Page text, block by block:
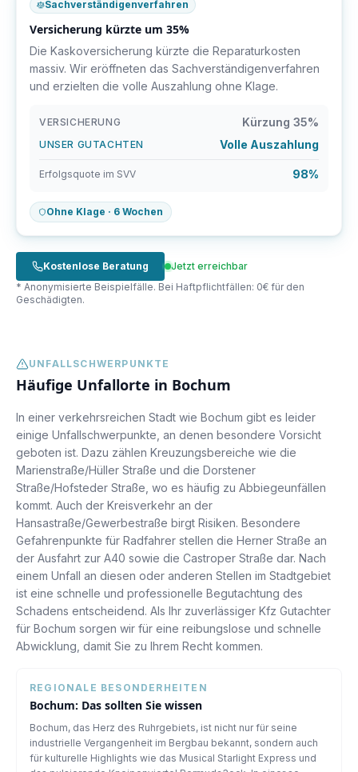
Sachverständigenverfahren
Versicherung kürzte um 35%
Die Kaskoversicherung kürzte die Reparaturkosten
massiv. Wir eröffneten das Sachverständigenverfahren
und erzielten die volle Auszahlung ohne Klage.
VERSICHERUNG Kürzung 35%
UNSER GUTACHTEN Volle Auszahlung
Erfolgsquote im SVV 98%
Ohne Klage · 6 Wochen
Kostenlose Beratung
Jetzt erreichbar
* Anonymisierte Beispielfälle. Bei Haftpflichtfällen: 0€ für den
Geschädigten.
UNFALLSCHWERPUNKTE
Häufige Unfallorte in Bochum
In einer verkehrsreichen Stadt wie Bochum gibt es leider
einige Unfallschwerpunkte, an denen besondere Vorsicht
geboten ist. Dazu zählen Kreuzungsbereiche wie die
Marienstraße/Hüller Straße und die Dorstener
Straße/Hofsteder Straße, wo es häufig zu Abbiegeunfällen
kommt. Auch der Kreisverkehr an der
Hansastraße/Gewerbestraße birgt Risiken. Besondere
Gefahrenpunkte für Radfahrer stellen die Herner Straße an
der Ausfahrt zur A40 sowie die Castroper Straße dar. Nach
einem Unfall an diesen oder anderen Stellen im Stadtgebiet
ist eine schnelle und professionelle Begutachtung des
Schadens entscheidend. Als Ihr zuverlässiger Kfz Gutachter
für Bochum sorgen wir für eine reibungslose und schnelle
Abwicklung, damit Sie zu Ihrem Recht kommen.
REGIONALE BESONDERHEITEN
Bochum: Das sollten Sie wissen
Bochum, das Herz des Ruhrgebiets, ist nicht nur für seine
industrielle Vergangenheit im Bergbau bekannt, sondern auch
für kulturelle Highlights wie das Musical Starlight Express und